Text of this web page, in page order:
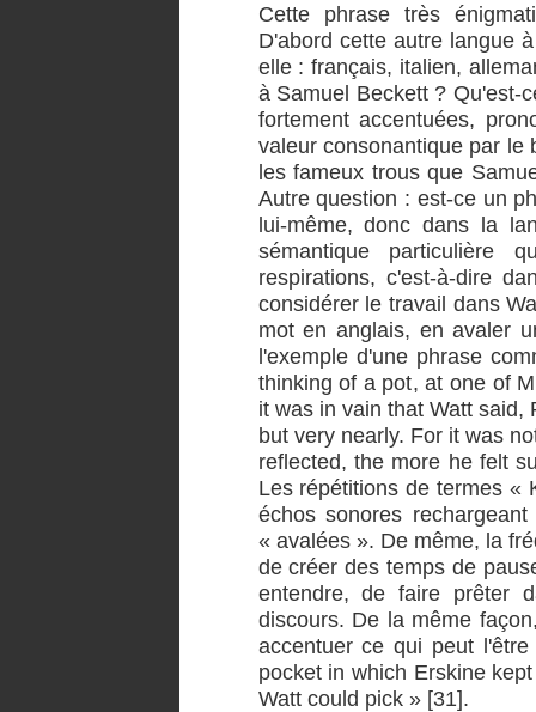
Cette phrase très
D'abord cette autre langue
elle : français, italien,
à Samuel Beckett ? Qu'est-
fortement accentuées,
valeur consonantique par le
les fameux trous que
Autre question : est-ce un
lui-même, donc dans la
sémantique
respirations, c'est-à-dire
considérer le travail dans
mot en anglais, en avaler
l'exemple d'une phrase
thinking of a pot, at one of
it was in vain that Watt said,
but very nearly. For it was
reflected, the more he felt
Les répétitions de termes «
échos sonores
« avalées ». De même, la
de créer des temps de
entendre, de faire prêter
discours. De la même
accentuer ce qui peut
pocket in which Erskine
Watt could pick » [31].